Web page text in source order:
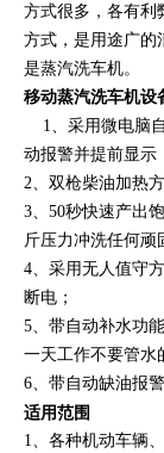
方式很多，各有利
方式，是用途广的
是蒸汽洗车机。
移动蒸汽洗车机设
1、采用微电脑
动报警并提前显示
2、双枪柴油加热
3、50秒快速产出
斤压力冲洗任何顽
4、采用无人值守
断电；
5、带自动补水功
一天工作不要管水
6、带自动缺油报
适用范围
1、各种机动车辆